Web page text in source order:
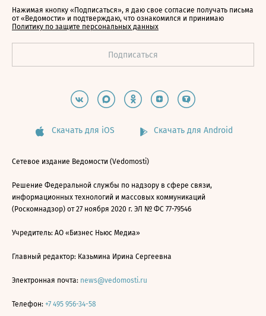
Нажимая кнопку «Подписаться», я даю свое согласие получать письма
от «Ведомости» и подтверждаю, что ознакомился и принимаю
Политику по защите персональных данных
Скачать для iOS Скачать для Android
Сетевое издание Ведомости (Vedomosti)
Решение Федеральной службы по надзору в сфере связи,
информационных технологий и массовых коммуникаций
(Роскомнадзор) от 27 ноября 2020 г. ЭЛ № ФС 77-79546
Учредитель: АО «Бизнес Ньюс Медиа»
Главный редактор: Казьмина Ирина Сергеевна
Электронная почта: news@vedomosti.ru
Телефон: +7 495 956-34-58